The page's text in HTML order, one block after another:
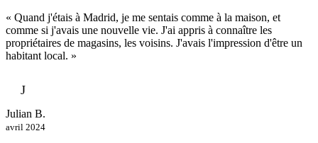
« Quand j'étais à Madrid, je me sentais comme à la maison, et
comme si j'avais une nouvelle vie. J'ai appris à connaître les
propriétaires de magasins, les voisins. J'avais l'impression d'être un
habitant local. »
J
Julian B.
avril 2024